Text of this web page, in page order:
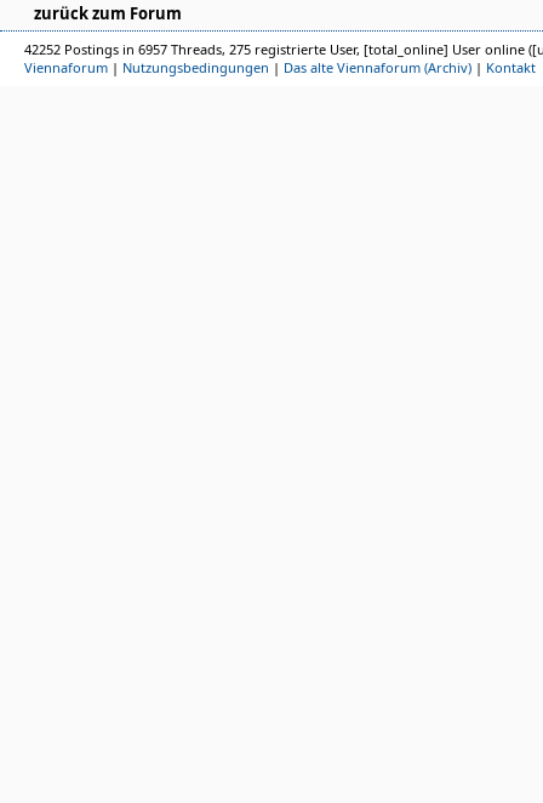
zurück zum Forum
42252 Postings in 6957 Threads, 275 registrierte User, [total_online] User online
Viennaforum | Nutzungsbedingungen | Das alte Viennaforum (Archiv) | Kontakt